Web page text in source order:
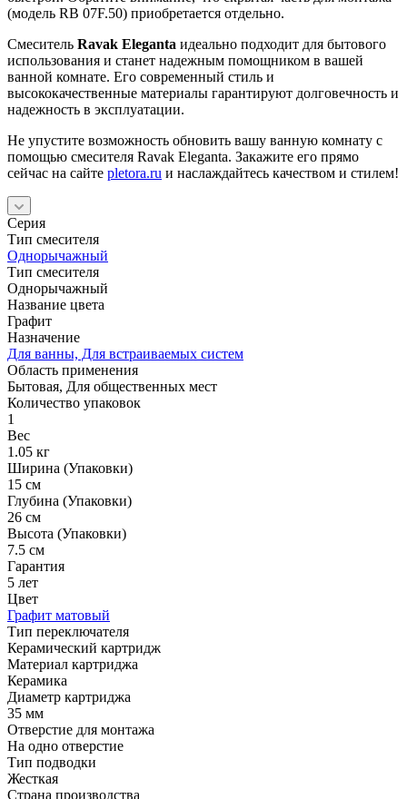
(модель RB 07F.50) приобретается отдельно.
Смеситель Ravak Eleganta идеально подходит для бытового
использования и станет надежным помощником в вашей
ванной комнате. Его современный стиль и
высококачественные материалы гарантируют долговечность и
надежность в эксплуатации.
Не упустите возможность обновить вашу ванную комнату с
помощью смесителя Ravak Eleganta. Закажите его прямо
сейчас на сайте pletora.ru и наслаждайтесь качеством и стилем!
Серия
Тип смесителя
Однорычажный
Тип смесителя
Однорычажный
Название цвета
Графит
Назначение
Для ванны, Для встраиваемых систем
Область применения
Бытовая, Для общественных мест
Количество упаковок
1
Вес
1.05 кг
Ширина (Упаковки)
15 см
Глубина (Упаковки)
26 см
Высота (Упаковки)
7.5 см
Гарантия
5 лет
Цвет
Графит матовый
Тип переключателя
Керамический картридж
Материал картриджа
Керамика
Диаметр картриджа
35 мм
Отверстие для монтажа
На одно отверстие
Тип подводки
Жесткая
Страна производства